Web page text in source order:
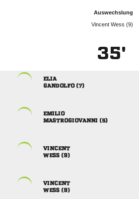
Auswechslung
  
35'

 

 

 

 